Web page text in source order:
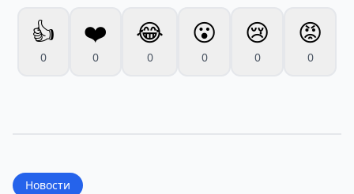
👍
0
❤️
0
😂
0
😮
0
😢
0
😡
0
Новости